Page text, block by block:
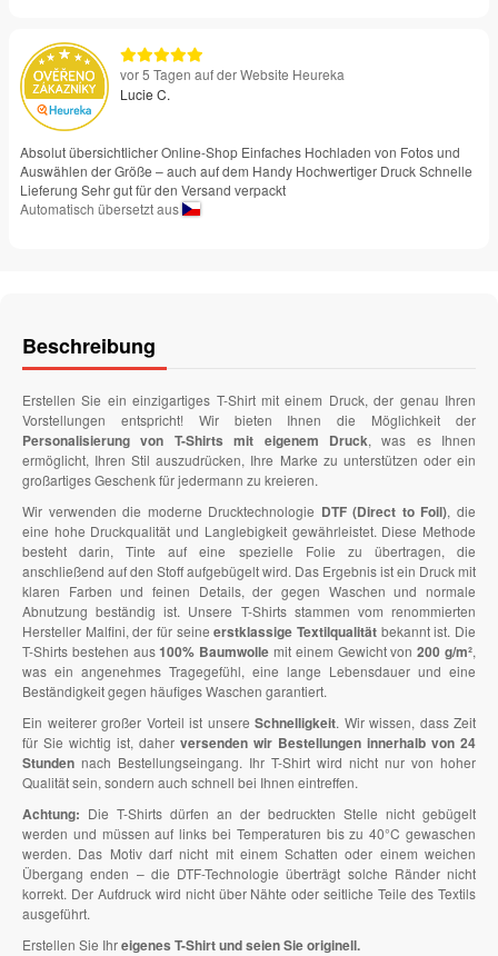
vor 5 Tagen auf der Website Heureka
Lucie C.
Absolut übersichtlicher Online-Shop Einfaches Hochladen von Fotos und
Auswählen der Größe – auch auf dem Handy Hochwertiger Druck Schnelle
Lieferung Sehr gut für den Versand verpackt
Automatisch übersetzt aus
Beschreibung
Erstellen Sie ein einzigartiges T-Shirt mit einem Druck, der genau Ihren
Vorstellungen entspricht! Wir bieten Ihnen die Möglichkeit der
Personalisierung von T-Shirts mit eigenem Druck, was es Ihnen
ermöglicht, Ihren Stil auszudrücken, Ihre Marke zu unterstützen oder ein
großartiges Geschenk für jedermann zu kreieren.
Wir verwenden die moderne Drucktechnologie DTF (Direct to Foil), die
eine hohe Druckqualität und Langlebigkeit gewährleistet. Diese Methode
besteht darin, Tinte auf eine spezielle Folie zu übertragen, die
anschließend auf den Stoff aufgebügelt wird. Das Ergebnis ist ein Druck mit
klaren Farben und feinen Details, der gegen Waschen und normale
Abnutzung beständig ist. Unsere T-Shirts stammen vom renommierten
Hersteller Malfini, der für seineerstklassige Textilqualität bekannt ist. Die
T-Shirts bestehen aus100% Baumwolle mit einem Gewicht von200 g/m²,
was ein angenehmes Tragegefühl, eine lange Lebensdauer und eine
Beständigkeit gegen häufiges Waschen garantiert.
Ein weiterer großer Vorteil ist unsere Schnelligkeit. Wir wissen, dass Zeit
für Sie wichtig ist, daher versenden wir Bestellungen innerhalb von 24
Stunden nach Bestellungseingang. Ihr T-Shirt wird nicht nur von hoher
Qualität sein, sondern auch schnell bei Ihnen eintreffen.
Achtung: Die T-Shirts dürfen an der bedruckten Stelle nicht gebügelt
werden und müssen auf links bei Temperaturen bis zu 40°C gewaschen
werden. Das Motiv darf nicht mit einem Schatten oder einem weichen
Übergang enden – die DTF-Technologie überträgt solche Ränder nicht
korrekt. Der Aufdruck wird nicht über Nähte oder seitliche Teile des Textils
ausgeführt.
Erstellen Sie Ihreigenes T-Shirt und seien Sie originell.